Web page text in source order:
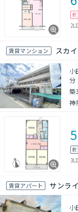
敷
賃貸マンション スカ
小
分
築
神
敷
賃貸アパート サンラ
小